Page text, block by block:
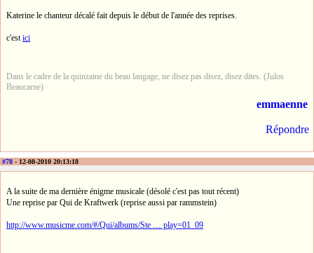
Katerine le chanteur décalé fait depuis le début de l'année des reprises.
c'est ici
Dans le cadre de la quinzaine du beau langage, ne disez pas disez, disez dites. (Julos
Beaucarne)
emmaenne
Répondre
#78 - 12-08-2010 20:13:18
A la suite de ma dernière énigme musicale (désolé c'est pas tout récent)
Une reprise par Qui de Kraftwerk (reprise aussi par rammstein)
http://www.musicme.com/#/Qui/albums/Ste … play=01_09